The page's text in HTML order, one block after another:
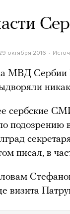
октября 2016
МВД Сербии
сербские
подозрению
писал, в
визита